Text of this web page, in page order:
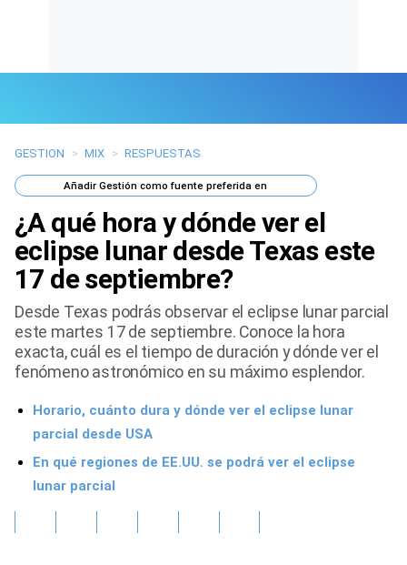
Últimas Noticias
Mi Bolsillo
Respuestas
Gente
Vida Laboral
Tendencias Mix
Sports
GESTION > MIX > RESPUESTAS
AñadirGestión como fuente preferida en
¿A qué hora y dónde ver el
eclipse lunar desde Texas este
17 de septiembre?
Desde Texas podrás observar el eclipse lunar parcial
este martes 17 de septiembre. Conoce la hora
exacta, cuál es el tiempo de duración y dónde ver el
fenómeno astronómico en su máximo esplendor.
Horario, cuánto dura y dónde ver el eclipse lunar
parcial desde USA
En qué regiones de EE.UU. se podrá ver el eclipse
lunar parcial